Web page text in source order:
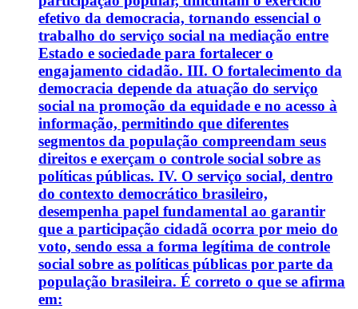
efetivo da democracia, tornando essencial o
trabalho do serviço social na mediação entre
Estado e sociedade para fortalecer o
engajamento cidadão. III. O fortalecimento da
democracia depende da atuação do serviço
social na promoção da equidade e no acesso à
informação, permitindo que diferentes
segmentos da população compreendam seus
direitos e exerçam o controle social sobre as
políticas públicas. IV. O serviço social, dentro
do contexto democrático brasileiro,
desempenha papel fundamental ao garantir
que a participação cidadã ocorra por meio do
voto, sendo essa a forma legítima de controle
social sobre as políticas públicas por parte da
população brasileira. É correto o que se afirma
em: